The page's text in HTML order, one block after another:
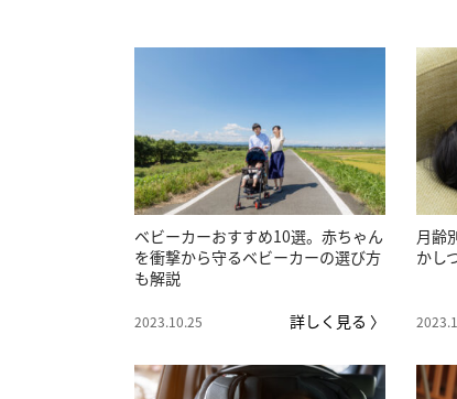
ベビーカーおすすめ10選。赤ちゃん
を衝撃から守るベビーカーの選び方
も解説
2023.10.25 詳しく見る 〉
月齢
かし